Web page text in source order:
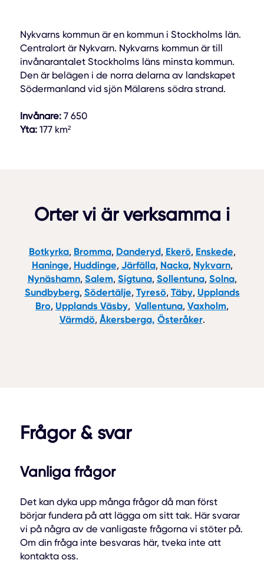
Nykvarns kommun är en kommun i Stockholms län.
Centralort är Nykvarn. Nykvarns kommun är till
invånarantalet Stockholms läns minsta kommun.
Den är belägen i de norra delarna av landskapet
Södermanland vid sjön Mälarens södra strand.
Invånare: 7 650
Yta: 177 km²
Orter vi är verksamma i
Botkyrka, Bromma, Danderyd, Ekerö, Enskede,
Haninge, Huddinge, Järfälla, Nacka, Nykvarn,
Nynäshamn, Salem, Sigtuna, Sollentuna, Solna,
Sundbyberg, Södertälje, Tyresö, Täby, Upplands
Bro, Upplands Väsby, Vallentuna, Vaxholm,
Värmdö, Åkersberga, Österåker.
Frågor & svar
Vanliga frågor
Det kan dyka upp många frågor då man först
börjar fundera på att lägga om sitt tak. Här svarar
vi på några av de vanligaste frågorna vi stöter på.
Om din fråga inte besvaras här, tveka inte att
kontakta oss.